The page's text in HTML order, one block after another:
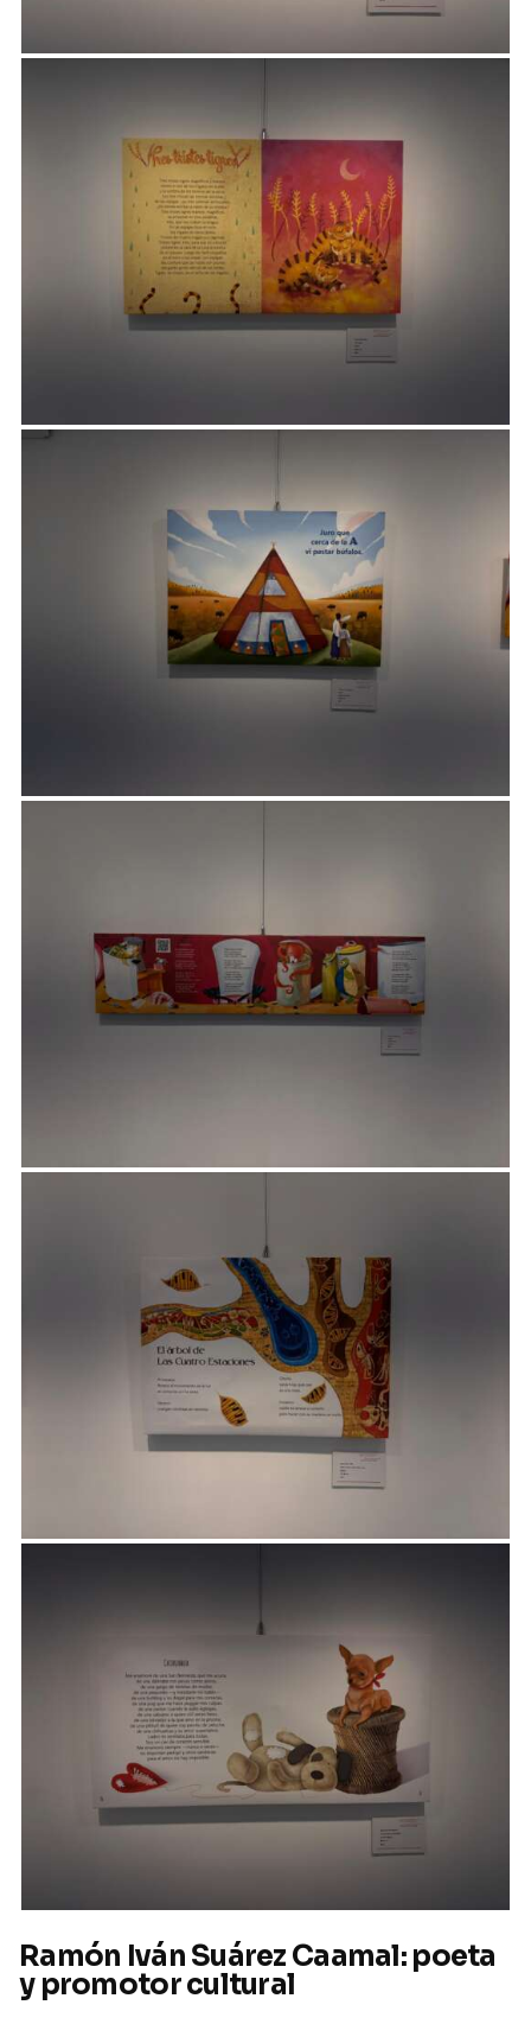
Ramón Iván Suárez Caamal: poeta
y promotor cultural